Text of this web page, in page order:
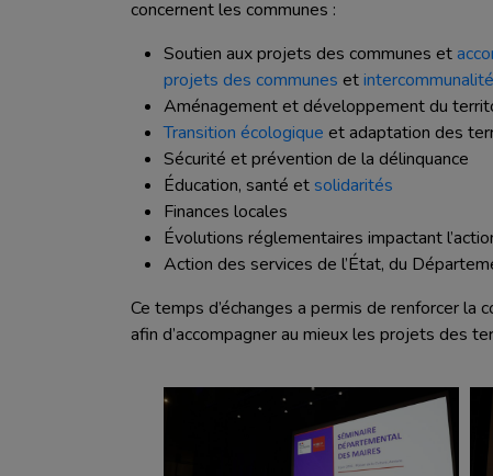
ENTREPRISE
ETABLISSEMENT PUBLIC
ETABLISSEMENT SCOLAIRE
JEUNE
PARENT
PARTICULIER
PERSONNE ÂGÉE
APPUI AUX COLLECTIVITÉS
ROUTES ET MOBILITÉ
FLEUVE, CANAL, VALLÉE
ENVIRONNEMENT
SPORTS ET LOISIRS
SÉCURITÉ CIVILE ET SANITAIRE
CULTURE ET PATRIMOINE
concernent les communes :
Soutien aux projets des communes et
projets des communes et
Aménagement et développement du
Transition écologique et adaptation des
Sécurité et prévention de la délinquance
Éducation, santé etsolidarités
Finances locales
Évolutions réglementaires impactant
Action des services de l’État, du
Ce temps d’échanges a permis de renforcer
afin d’accompagner au mieux les projets des